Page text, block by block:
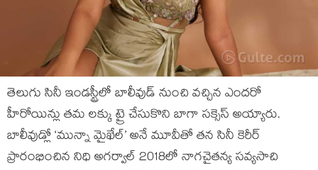
తెలుగు సినీ ఇండస్ట్రీలో బాలీవుడ్ నుంచి వచ్చిన ఎందరో
హీరోయిన్లు తమ లక్కు ట్రై చేసుకొని బాగా సక్సెస్ అయ్యారు.
బాలీవుడ్లో ‘మున్నా మైఖేల్’ అనే మూవీతో తన సినీ కెరీర్
ప్రారంభించిన నిధి అగర్వాల్ 2018లో నాగచైతన్య సవ్యసాచి